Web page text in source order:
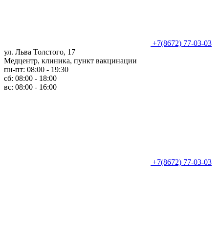
+7(8672) 77-03-03
ул. Льва Толстого, 17
Медцентр, клиника, пункт вакцинации
пн-пт: 08:00 - 19:30
сб: 08:00 - 18:00
вс: 08:00 - 16:00
+7(8672) 77-03-03